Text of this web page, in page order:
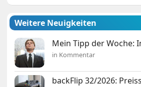
Weitere Neuigkeiten
Mein Tipp der Woche:
in Kommentar
backFlip 32/2026: